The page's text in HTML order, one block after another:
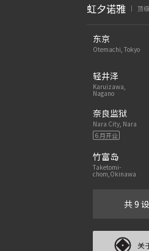
虹夕诺雅 顶
东京
Otemachi, Tokyo
轻井泽
Karuizawa,
Nagano
奈良监狱
Nara City, Nara
6 月开业
竹富岛
Taketomi-
chom,Okinawa
共 9
关